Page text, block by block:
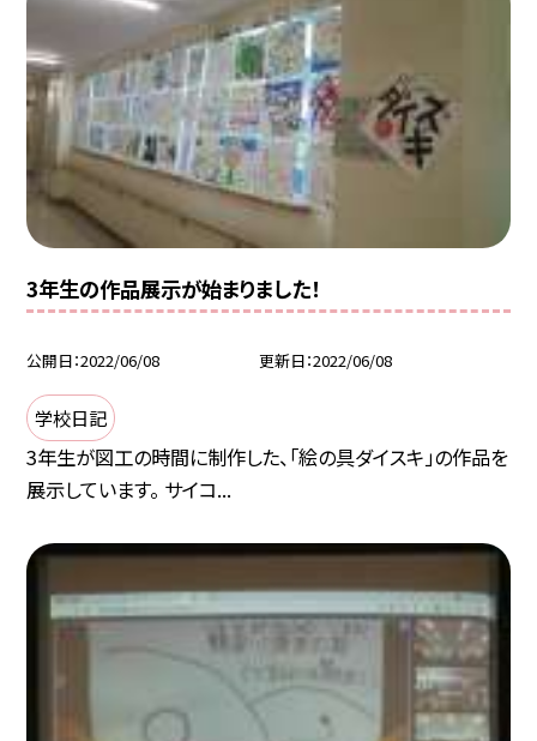
3年生の作品展示が始まりました！
公開日 2022/06/08 更新日 2022/06/08
学校日記
3年生が図工の時間に制作した、「絵の具ダイスキ」の作品を
展示しています。 サイコ...